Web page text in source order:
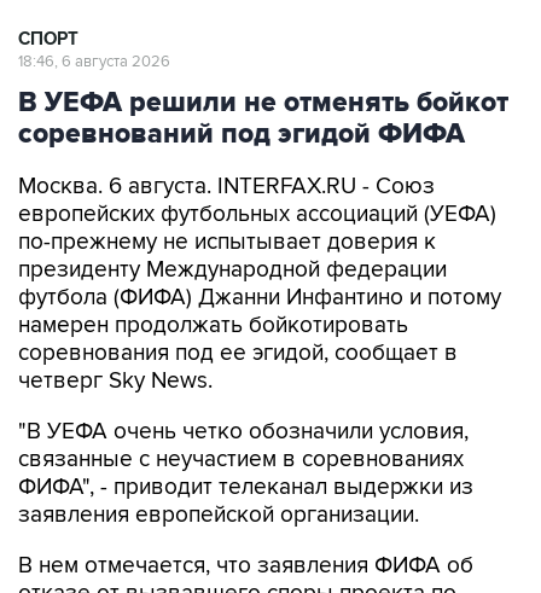
СПОРТ
18:46, 6 августа 2026
В УЕФА решили не отменять бойкот
соревнований под эгидой ФИФА
Москва. 6 августа. INTERFAX.RU - Союз
европейских футбольных ассоциаций (УЕФА)
по-прежнему не испытывает доверия к
президенту Международной федерации
футбола (ФИФА) Джанни Инфантино и потому
намерен продолжать бойкотировать
соревнования под ее эгидой, сообщает в
четверг Sky News.
"В УЕФА очень четко обозначили условия,
связанные с неучастием в соревнованиях
ФИФА", - приводит телеканал выдержки из
заявления европейской организации.
В нем отмечается, что заявления ФИФА об